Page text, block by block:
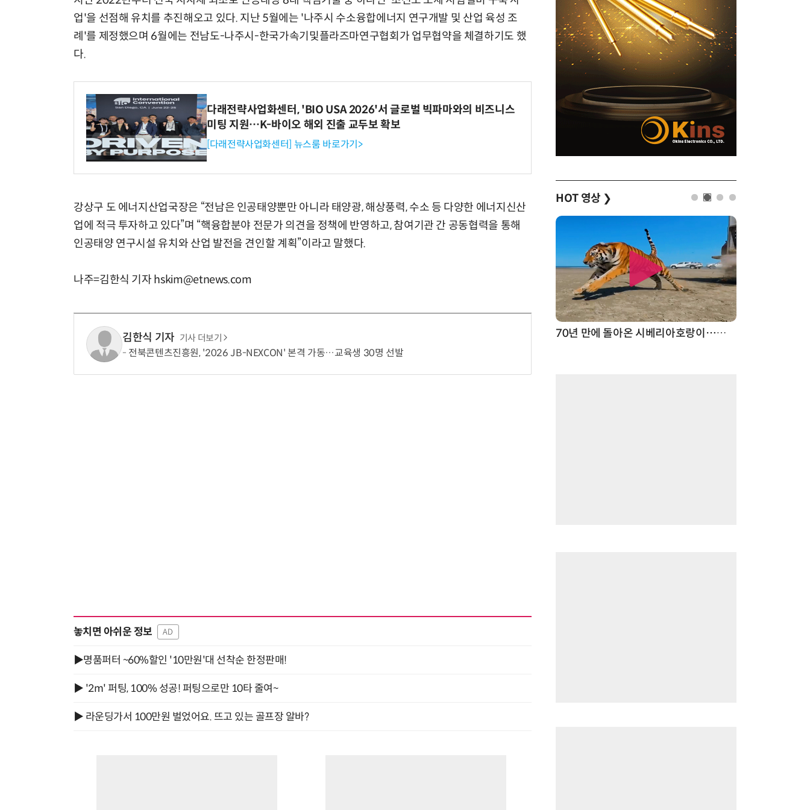
업'을 선점해 유치를 추진해오고 있다. 지난 5월에는 '나주시 수소융합에너지 연구개발 및 산업 육성 조
례'를 제정했으며 6월에는 전남도-나주시-한국가속기및플라즈마연구협회가 업무협약을 체결하기도 했
다.
다래전략사업화센터, 'BIO USA 2026'서 글로벌 빅파마와의 비즈니스
미팅 지원…K-바이오 해외 진출 교두보 확보
[다래전략사업화센터] 뉴스룸 바로가기>
강상구 도 에너지산업국장은 “전남은 인공태양뿐만 아니라 태양광, 해상풍력, 수소 등 다양한 에너지신산
업에 적극 투자하고 있다”며 “핵융합분야 전문가 의견을 정책에 반영하고, 참여기관 간 공동협력을 통해
인공태양 연구시설 유치와 산업 발전을 견인할 계획”이라고 말했다.
나주=김한식 기자 hskim@etnews.com
김한식 기자 기사 더보기
전북콘텐츠진흥원, '2026 JB-NEXCON' 본격 가동…교육생 30명 선발
놓치면 아쉬운 정보 AD
▶명품퍼터 ~60%할인 '10만원'대 선착순 한정판매!
▶ '2m' 퍼팅, 100% 성공! 퍼팅으로만 10타 줄여~
▶ 라운딩가서 100만원 벌었어요. 뜨고 있는 골프장 알바?
HOT 영상 ❯
70년 만에 돌아온 시베리아호랑이…카자흐스탄 야생에 풀렸다